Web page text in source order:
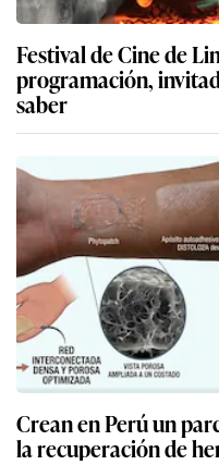
Festival de Cine de
programación,
saber
Crean en Perú un
la recuperación de